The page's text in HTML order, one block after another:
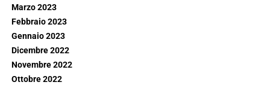
Marzo 2023
Febbraio 2023
Gennaio 2023
Dicembre 2022
Novembre 2022
Ottobre 2022